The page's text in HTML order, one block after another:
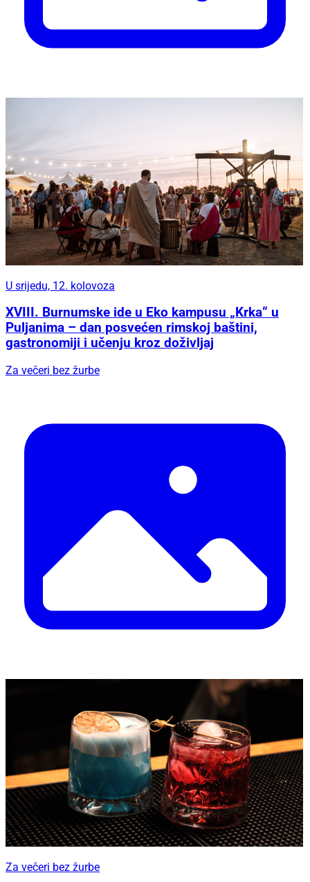
U srijedu, 12. kolovoza
XVIII. Burnumske ide u Eko kampusu „Krka“ u
Puljanima – dan posvećen rimskoj baštini,
gastronomiji i učenju kroz doživljaj
Za večeri bez žurbe
Za večeri bez žurbe